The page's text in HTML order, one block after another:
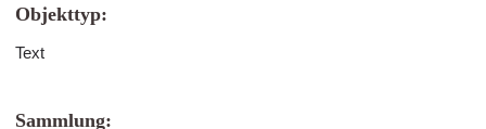
Objekttyp:
Text
Sammlung: